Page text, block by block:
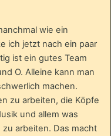
wie ein
ich jetzt nach ein paar
ist ein gutes Team
O. Alleine kann man
machen.
zu arbeiten, die Köpfe
und allem was
arbeiten. Das macht